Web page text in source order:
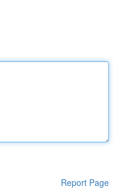
Report Page